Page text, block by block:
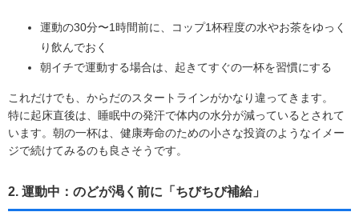
運動の30分〜1時間前に、コップ1杯程度の水やお茶をゆっく
り飲んでおく
朝イチで運動する場合は、起きてすぐの一杯を習慣にする
これだけでも、からだのスタートラインがかなり違ってきます。
特に起床直後は、睡眠中の発汗で体内の水分が減っているとされて
います。朝の一杯は、健康寿命のための小さな投資のようなイメー
ジで続けてみるのも良さそうです。
2. 運動中：のどが渇く前に「ちびちび補給」